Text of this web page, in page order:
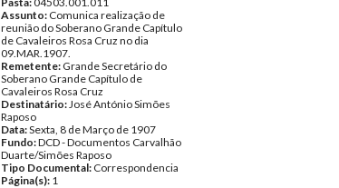
Assunto: Comunica realização de
reunião do Soberano Grande Capítulo
de Cavaleiros Rosa Cruz no dia
09.MAR.1907.
Remetente: Grande Secretário do
Soberano Grande Capítulo de
Cavaleiros Rosa Cruz
Destinatário:José António Simões
Raposo
Data:Sexta, 8 de Março de 1907
Fundo:DCD - Documentos Carvalhão
Duarte/Simões Raposo
Tipo Documental: Correspondencia
Página(s): 1